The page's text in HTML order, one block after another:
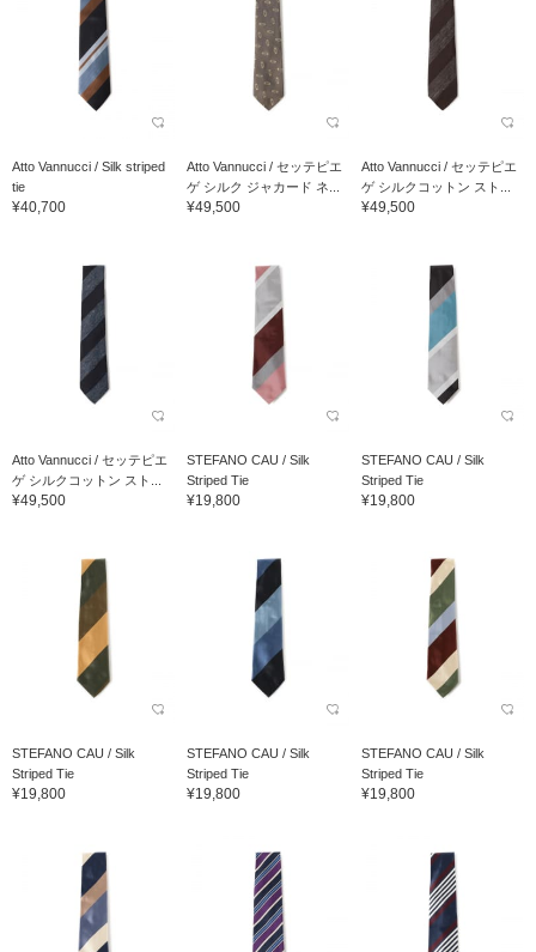
Atto Vannucci / Silk striped
tie
¥40,700
Atto Vannucci / セッテピエ
ゲ シルク ジャカード ネ...
¥49,500
Atto Vannucci / セッテピエ
ゲ シルクコットン スト...
¥49,500
Atto Vannucci / セッテピエ
ゲ シルクコットン スト...
¥49,500
STEFANO CAU / Silk
Striped Tie
¥19,800
STEFANO CAU / Silk
Striped Tie
¥19,800
STEFANO CAU / Silk
Striped Tie
¥19,800
STEFANO CAU / Silk
Striped Tie
¥19,800
STEFANO CAU / Silk
Striped Tie
¥19,800